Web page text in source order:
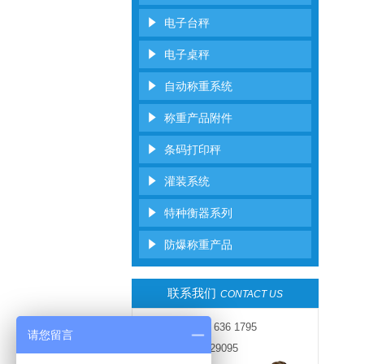
电子台秤
电子桌秤
自动称重系统
称重产品附件
条码打印秤
灌装系统
特种衡器系列
防爆称重产品
联系我们 CONTACT US
免费热线：400 636 1795
电话：021-54729095
请您留言